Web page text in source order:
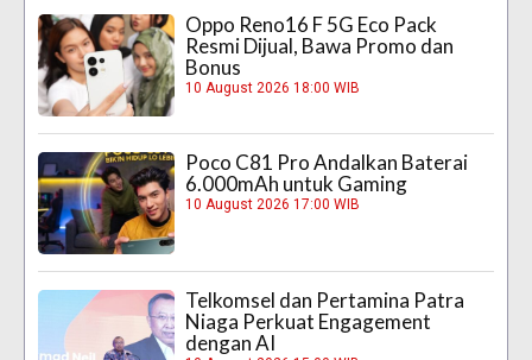
Oppo Reno16 F 5G Eco Pack
Resmi Dijual, Bawa Promo dan
Bonus
10 August 2026 18:00 WIB
Poco C81 Pro Andalkan Baterai
6.000mAh untuk Gaming
10 August 2026 17:00 WIB
Telkomsel dan Pertamina Patra
Niaga Perkuat Engagement
dengan AI